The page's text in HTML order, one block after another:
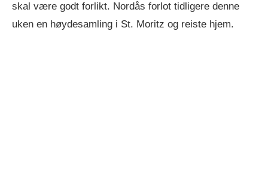
skal være godt forlikt. Nordås forlot tidligere denne
uken en høydesamling i St. Moritz og reiste hjem.